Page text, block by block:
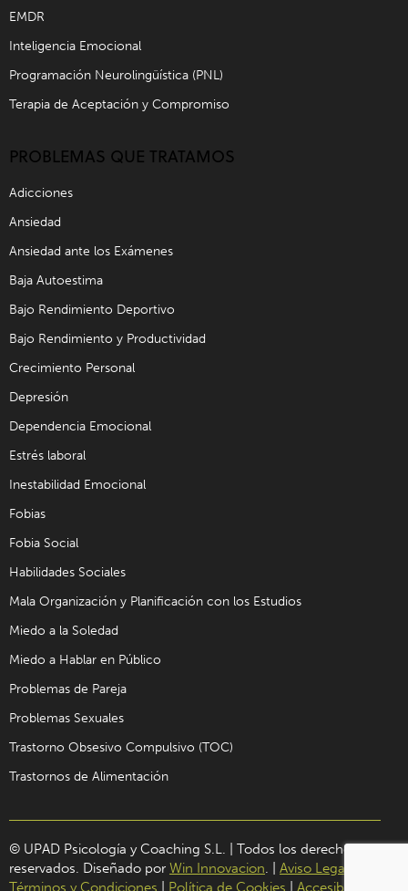
EMDR
Inteligencia Emocional
Programación Neurolingüística (PNL)
Terapia de Aceptación y Compromiso
PROBLEMAS QUE TRATAMOS
Adicciones
Ansiedad
Ansiedad ante los Exámenes
Baja Autoestima
Bajo Rendimiento Deportivo
Bajo Rendimiento y Productividad
Crecimiento Personal
Depresión
Dependencia Emocional
Estrés laboral
Inestabilidad Emocional
Fobias
Fobia Social
Habilidades Sociales
Mala Organización y Planificación con los Estudios
Miedo a la Soledad
Miedo a Hablar en Público
Problemas de Pareja
Problemas Sexuales
Trastorno Obsesivo Compulsivo (TOC)
Trastornos de Alimentación
© UPAD Psicología y Coaching S.L. | Todos los derechos
reservados. Diseñado por Win Innovacion Aviso Legal
Términos y Condiciones
Política de Cookies Accesibilidad